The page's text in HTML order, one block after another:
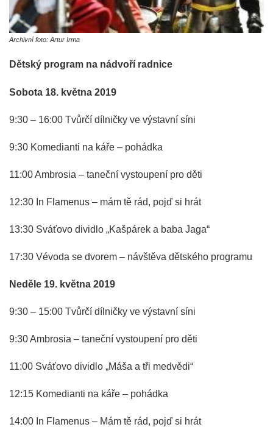
Archivní foto: Artur Irma
Dětský program na nádvoří radnice
Sobota 18. května 2019
9:30 – 16:00 Tvůrčí dílničky ve výstavní síni
9:30 Komedianti na káře – pohádka
11:00 Ambrosia – taneční vystoupení pro děti
12:30 In Flamenus – mám tě rád, pojď si hrát
13:30 Sváťovo dividlo „Kašpárek a baba Jaga“
17:30 Vévoda se dvorem – návštěva dětského programu
Neděle 19. května 2019
9:30 – 15:00 Tvůrčí dílničky ve výstavní síni
9:30 Ambrosia – taneční vystoupení pro děti
11:00 Sváťovo dividlo „Máša a tři medvědi“
12:15 Komedianti na káře – pohádka
14:00 In Flamenus – Mám tě rád, pojď si hrát